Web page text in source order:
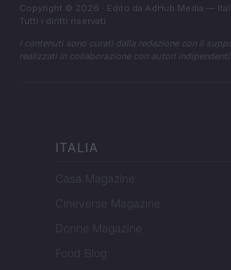
Copyright © 2026 · Edito da AdHub Media —
Tutti i diritti riservati
I contenuti sono curati dalla redazione con il
realizzati in collaborazione con autori indipendenti.
ITALIA
Casa Magazine
Cineverse Magazine
Donne Magazine
Food Blog